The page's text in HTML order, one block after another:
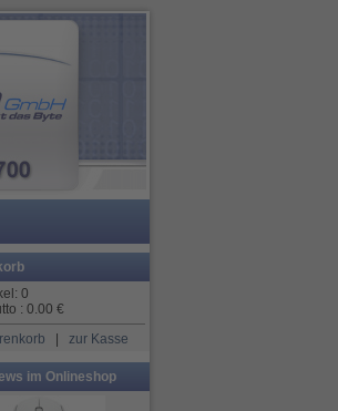
0
: 0.00 €
zur Kasse
im Onlineshop